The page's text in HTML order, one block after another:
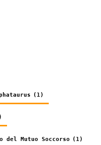
(1)
del Mutuo Soccorso (1)